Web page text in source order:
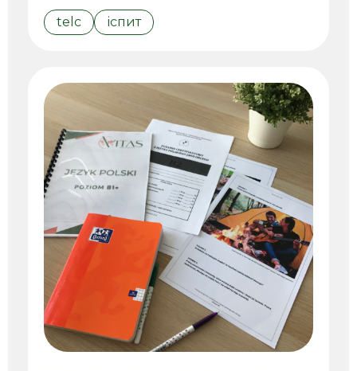
telc іспит